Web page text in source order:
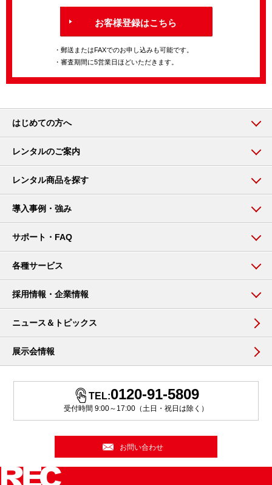
お客様登録はこちら
・郵送またはFAXでのお申し込みも可能です。
・審査期間に5営業日ほどいただきます。
はじめての方へ
レンタルのご案内
レンタル商品を探す
導入事例・強み
サポート・FAQ
各種サービス
採用情報・企業情報
ニュース＆トピックス
展示会情報
TEL:0120-91-5809
受付時間 9:00～17:00（土日・祝日は除く）
お問い合わせ